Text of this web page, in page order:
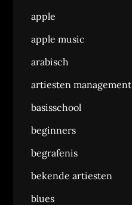
apple
apple music
arabisch
artiesten management
basisschool
beginners
begrafenis
bekende artiesten
blues